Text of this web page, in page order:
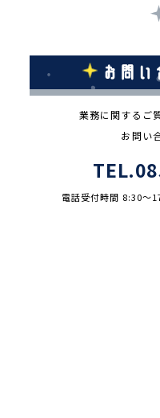
お問い
業務に関するご
お問い
電話受付時間 8:30～